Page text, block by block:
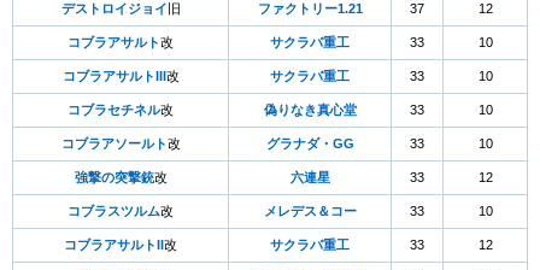
デストロイジョイ 旧 ファクトリー1.21 37 12
コブラアサルト改 サクラバ重工 33 10
コブラアサルトIII 改 サクラバ重工 33 10
コブラセチネル改 偽りなき真心堂 33 10
コブラアソールト改 グラナダ・GG 33 10
強撃の突撃銃改 六連星 33 12
コブラスツルム改 メレデス＆コー 33 10
コブラアサルトII 改 サクラバ重工 33 12